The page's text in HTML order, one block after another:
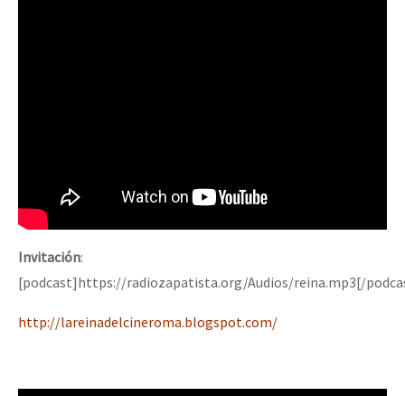
Invitación:
[podcast]https://radiozapatista.org/Audios/reina.mp3[/
http://lareinadelcineroma.blogspot.com/